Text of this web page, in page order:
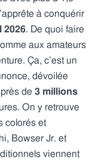
à conquérir
2026. De quoi faire
aux amateurs
Ça, c’est un
dévoilée
de 3 millions
On y retrouve
colorés et
Bowser Jr. et
viennent